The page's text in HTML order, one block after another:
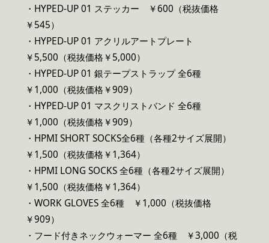
・HYPED-UP 01 ステッカー ￥600（税抜価格
￥545）
・HYPED-UP 01 アクリルアートプレート
￥5,500（税抜価格￥5,000）
・HYPED-UP 01 銀テープストラップ 全6種
￥1,000（税抜価格￥909）
・HYPED-UP 01 マスクリストバンド 全6種
￥1,000（税抜価格￥909）
・HPMI SHORT SOCKS全6種（各種2サイズ展開）
￥1,500（税抜価格￥1,364）
・HPMI LONG SOCKS 全6種（各種2サイズ展開）
￥1,500（税抜価格￥1,364）
・WORK GLOVES 全6種 ￥1,000（税抜価格
￥909）
・フード付きネックウォーマー 全6種 ￥3,000（税